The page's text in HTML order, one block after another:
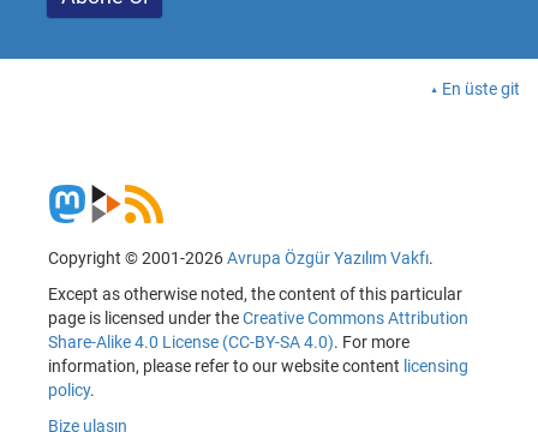
En üste git
Copyright © 2001-2026Avrupa Özgür Yazılım Vakfı.
Except as otherwise noted, the content of this particular
page is licensed under theCreative Commons Attribution
Share-Alike 4.0 License (CC-BY-SA 4.0). For more
information, please refer to our website content licensing
policy.
Bize ulaşın